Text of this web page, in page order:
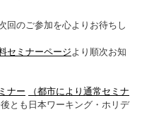
回のご参加を心よりお待ちし
セミナーページより順次お知
ナー
（都市により通常セミナ
とも日本ワーキング・ホリデ